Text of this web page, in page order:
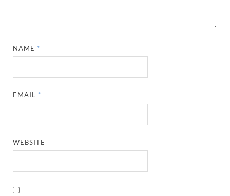
NAME *
EMAIL *
WEBSITE